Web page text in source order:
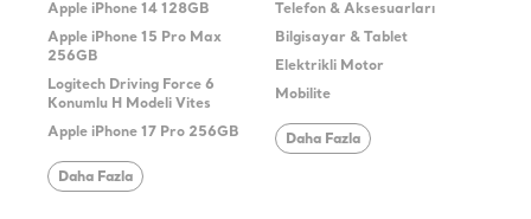
Apple iPhone 14 128GB
Apple iPhone 15 Pro Max
256GB
Logitech Driving Force 6
Konumlu H Modeli Vites
Apple iPhone 17 Pro 256GB
Daha Fazla
Telefon & Aksesuarları
Bilgisayar & Tablet
Elektrikli Motor
Mobilite
Daha Fazla